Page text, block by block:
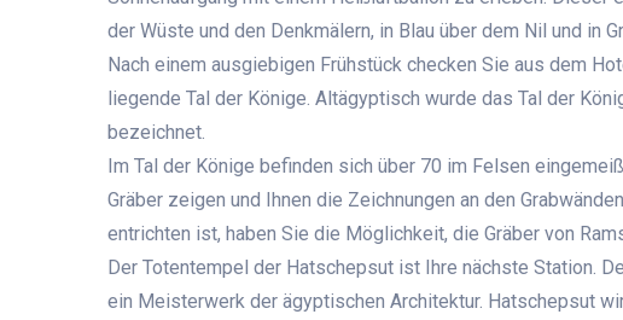
der Wüste und den Denkmälern, in Blau über dem Nil und in
Nach einem ausgiebigen Frühstück checken Sie aus dem
liegende Tal der Könige. Altägyptisch wurde das Tal der
bezeichnet.
Im Tal der Könige befinden sich über 70 im Felsen
Gräber zeigen und Ihnen die Zeichnungen an den
entrichten ist, haben Sie die Möglichkeit, die Gräber von
Der Totentempel der Hatschepsut ist Ihre nächste Station.
ein Meisterwerk der ägyptischen Architektur. Hatschepsut